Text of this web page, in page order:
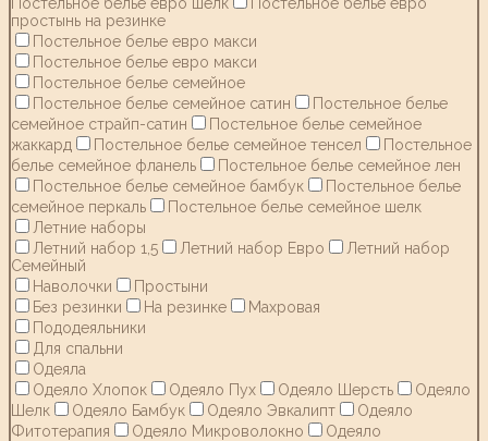
простынь на резинке
Постельное белье евро макси
Постельное белье евро макси
Постельное белье семейное
Постельное белье семейное сатин
Постельное белье
семейное страйп-сатин
Постельное белье семейное
жаккард
Постельное белье семейное тенсел
Постельное
белье семейное фланель
Постельное белье семейное лен
Постельное белье семейное бамбук
Постельное белье
семейное перкаль
Постельное белье семейное шелк
Летние наборы
Летний набор 1,5
Летний набор Евро
Летний набор
Семейный
Наволочки
Простыни
Без резинки
На резинке
Махровая
Пододеяльники
Для спальни
Одеяла
Одеяло Хлопок
Одеяло Пух Одеяло Шерсть
Одеяло
Шелк
Одеяло Бамбук Одеяло Эвкалипт
Одеяло
Фитотерапия
Одеяло Микроволокно
Одеяло